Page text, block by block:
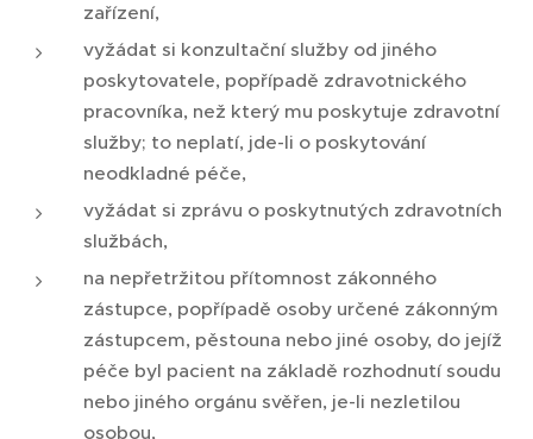
zařízení,
vyžádat si konzultační služby od jiného
poskytovatele, popřípadě zdravotnického
pracovníka, než který mu poskytuje zdravotní
služby; to neplatí, jde-li o poskytování
neodkladné péče,
vyžádat si zprávu o poskytnutých zdravotních
službách,
na nepřetržitou přítomnost zákonného
zástupce, popřípadě osoby určené zákonným
zástupcem, pěstouna nebo jiné osoby, do jejíž
péče byl pacient na základě rozhodnutí soudu
nebo jiného orgánu svěřen, je-li nezletilou
osobou,